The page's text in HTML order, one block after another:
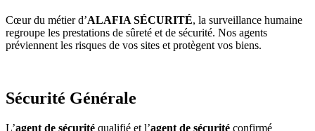
Cœur du métier d’ALAFIA SÉCURITÉ, la surveillance humaine
regroupe les prestations de sûreté et de sécurité. Nos agents
préviennent les risques de vos sites et protègent vos biens.
Sécurité Générale
L’agent de sécurité qualifié et l’agent de sécurité confirmé